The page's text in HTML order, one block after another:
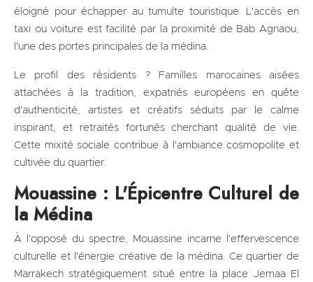
éloigné pour échapper au tumulte touristique. L'accès en
taxi ou voiture est facilité par la proximité de Bab Agnaou,
l'une des portes principales de la médina.
Le profil des résidents ? Familles marocaines aisées
attachées à la tradition, expatriés européens en quête
d'authenticité, artistes et créatifs séduits par le calme
inspirant, et retraités fortunés cherchant qualité de vie.
Cette mixité sociale contribue à l'ambiance cosmopolite et
cultivée du quartier.
Mouassine : L'Épicentre Culturel de
la Médina
À l'opposé du spectre, Mouassine incarne l'effervescence
culturelle et l'énergie créative de la médina. Ce quartier de
Marrakech stratégiquement situé entre la place Jemaa El